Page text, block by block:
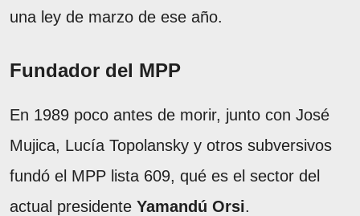
una ley de marzo de ese año.
Fundador del MPP
En 1989 poco antes de morir, junto con José
Mujica, Lucía Topolansky y otros subversivos
fundó el MPP lista 609, qué es el sector del
actual presidente Yamandú Orsi.